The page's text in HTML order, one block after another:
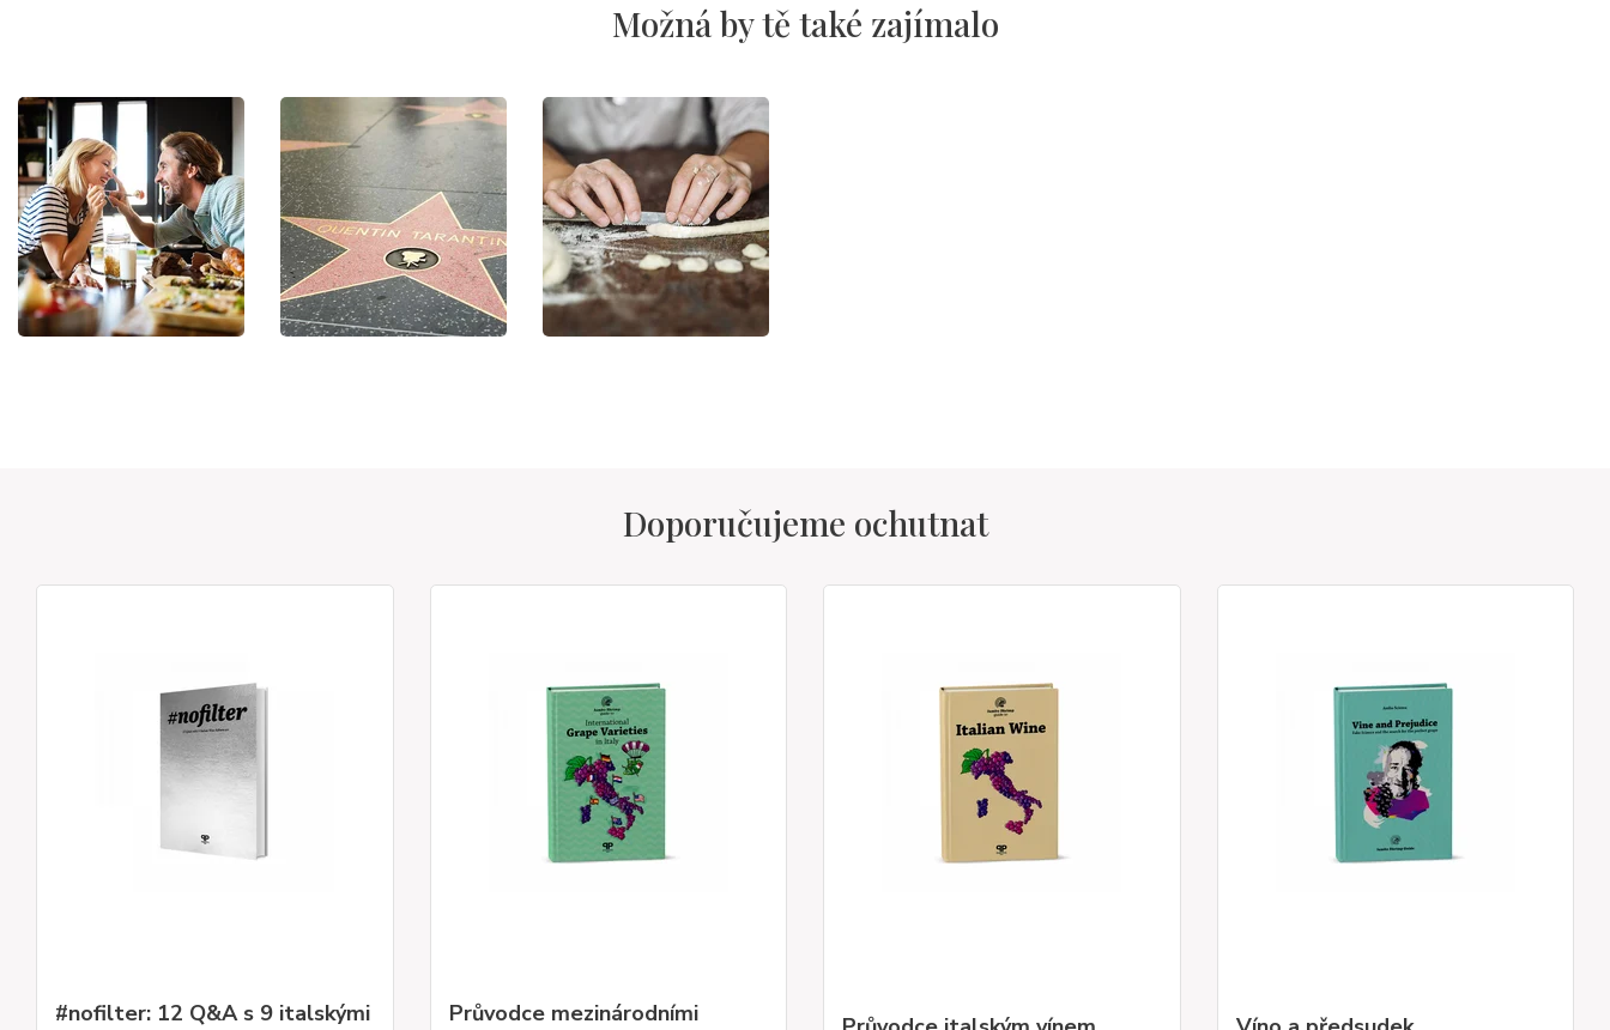
Možná by tě také zajímalo
Doporučujeme ochutnat
#nofilter: 12 Q&A s 9 italskými
Průvodce mezinárodními